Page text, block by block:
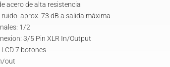
acero de alta resistencia
ruido: aprox. 73 dB a salida máxima
1/2
3/5 Pin XLR In/Output
LCD 7 botones
out